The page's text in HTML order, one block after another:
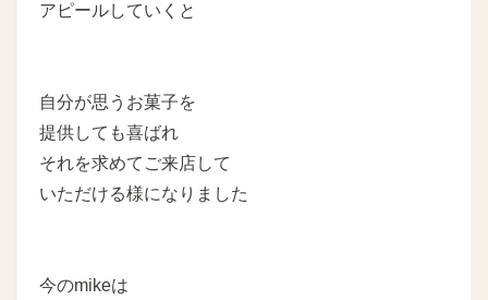
アピールしていくと
自分が思うお菓子を
提供しても喜ばれ
それを求めてご来店して
いただける様になりました
今のmikeは